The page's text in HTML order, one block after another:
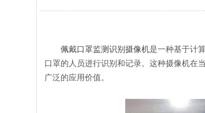
佩戴口罩监测识别摄像机是一种基于计
口罩的人员进行识别和记录。这种摄像机在
广泛的应用价值。